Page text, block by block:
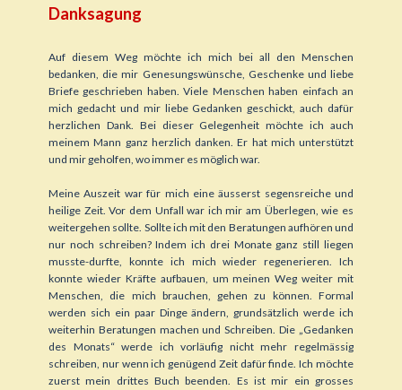
Danksagung
Auf diesem Weg möchte ich mich bei all den Menschen
bedanken, die mir Genesungswünsche, Geschenke und liebe
Briefe geschrieben haben. Viele Menschen haben einfach an
mich gedacht und mir liebe Gedanken geschickt, auch dafür
herzlichen Dank. Bei dieser Gelegenheit möchte ich auch
meinem Mann ganz herzlich danken. Er hat mich unterstützt
und mir geholfen, wo immer es möglich war.
Meine Auszeit war für mich eine äusserst segensreiche und
heilige Zeit. Vor dem Unfall war ich mir am Überlegen, wie es
weitergehen sollte. Sollte ich mit den Beratungen aufhören und
nur noch schreiben? Indem ich drei Monate ganz still liegen
musste-durfte, konnte ich mich wieder regenerieren. Ich
konnte wieder Kräfte aufbauen, um meinen Weg weiter mit
Menschen, die mich brauchen, gehen zu können. Formal
werden sich ein paar Dinge ändern, grundsätzlich werde ich
weiterhin Beratungen machen und Schreiben. Die „Gedanken
des Monats“ werde ich vorläufig nicht mehr regelmässig
schreiben, nur wenn ich genügend Zeit dafür finde. Ich möchte
zuerst mein drittes Buch beenden. Es ist mir ein grosses